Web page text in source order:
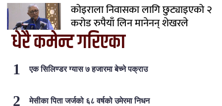
कोइराला निवासका लागि छुट्याइएको २
करोड रुपैयाँ लिन मानेनन् शेखरले
धेरै कमेन्ट गरिएका
एक सिलिण्डर ग्यास ७ हजारमा बेच्ने पक्राउ
मेसीका पिता जर्जको ६८ वर्षको उमेरमा निधन